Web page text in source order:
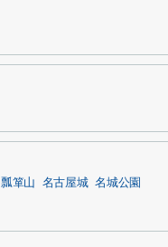
瓢箪山 名古屋城 名城公園